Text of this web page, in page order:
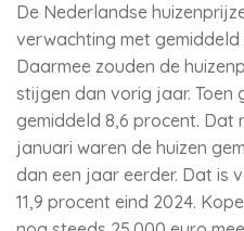
De Nederlandse
verwachting met gemiddeld
Daarmee zouden de
stijgen dan vorig jaar. Toen
gemiddeld 8,6 procent. Dat
januari waren de huizen
dan een jaar eerder. Dat is
11,9 procent eind 2024.